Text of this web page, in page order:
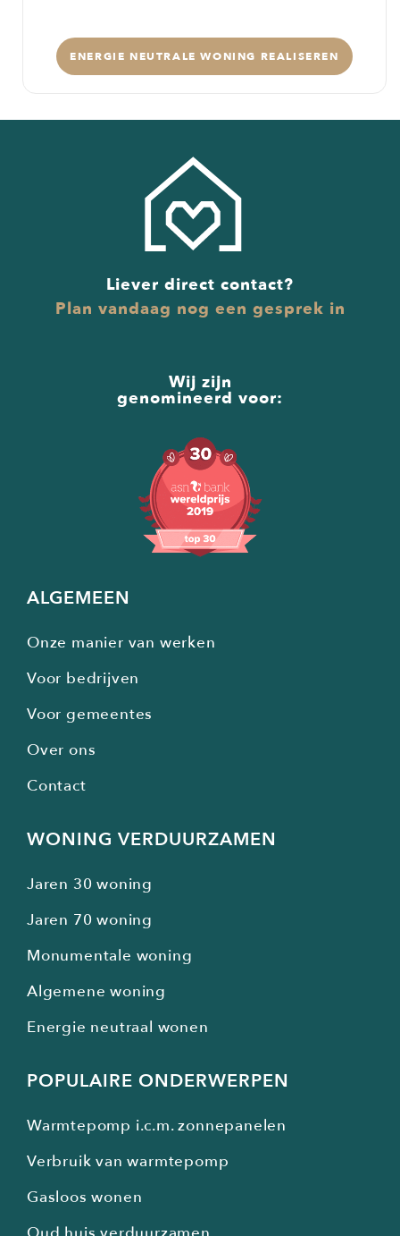
ENERGIE NEUTRALE WONING REALISEREN
Liever direct contact?
Plan vandaag nog een gesprek in
Wij zijn
genomineerd voor:
ALGEMEEN
Onze manier van werken
Voor bedrijven
Voor gemeentes
Over ons
Contact
WONING VERDUURZAMEN
Jaren 30 woning
Jaren 70 woning
Monumentale woning
Algemene woning
Energie neutraal wonen
POPULAIRE ONDERWERPEN
Warmtepomp i.c.m. zonnepanelen
Verbruik van warmtepomp
Gasloos wonen